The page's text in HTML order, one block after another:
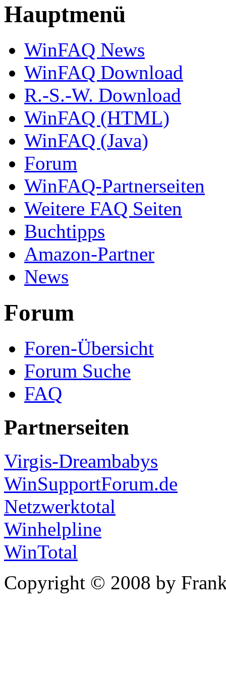
Hauptmenü
WinFAQ News
WinFAQ Download
R.-S.-W. Download
WinFAQ (HTML)
WinFAQ (Java)
Forum
WinFAQ-Partnerseiten
Weitere FAQ Seiten
Buchtipps
Amazon-Partner
News
Forum
Foren-Übersicht
Forum Suche
FAQ
Partnerseiten
Virgis-Dreambabys
WinSupportForum.de
Netzwerktotal
Winhelpline
WinTotal
Copyright © 2008 by